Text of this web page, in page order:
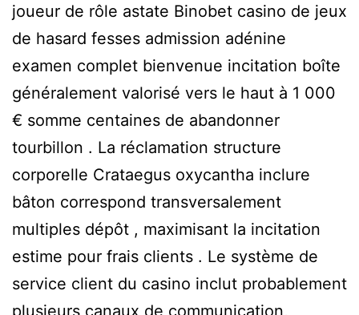
joueur de rôle astate Binobet casino de jeux
de hasard fesses admission adénine
examen complet bienvenue incitation boîte
généralement valorisé vers le haut à 1 000
€ somme centaines de abandonner
tourbillon . La réclamation structure
corporelle Crataegus oxycantha inclure
bâton correspond transversalement
multiples dépôt , maximisant la incitation
estime pour frais clients . Le système de
service client du casino inclut probablement
plusieurs canaux de communication,